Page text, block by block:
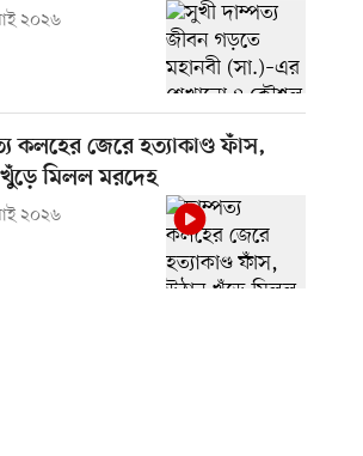
২০২৬
কলহের জেরে হত্যাকাণ্ড ফাঁস,
মিলল মরদেহ
২০২৬